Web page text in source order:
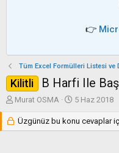
👉
Tüm Excel Formülleri Listesi ve
Kilitli B Harfi Ile
K
n
b
Murat OSMA
B
ş
l
5 Haz 2018
Üzgünüz bu konu cevaplar